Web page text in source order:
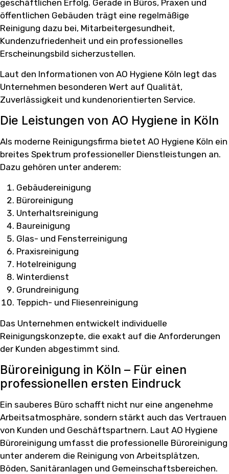
geschäftlichen Erfolg. Gerade in Büros, Praxen und
öffentlichen Gebäuden trägt eine regelmäßige
Reinigung dazu bei, Mitarbeitergesundheit,
Kundenzufriedenheit und ein professionelles
Erscheinungsbild sicherzustellen.
Laut den Informationen von AO Hygiene Köln legt das
Unternehmen besonderen Wert auf Qualität,
Zuverlässigkeit und kundenorientierten Service.
Die Leistungen von AO Hygiene in Köln
Als moderne Reinigungsfirma bietet AO Hygiene Köln ein
breites Spektrum professioneller Dienstleistungen an.
Dazu gehören unter anderem:
Gebäudereinigung
Büroreinigung
Unterhaltsreinigung
Baureinigung
Glas- und Fensterreinigung
Praxisreinigung
Hotelreinigung
Winterdienst
Grundreinigung
Teppich- und Fliesenreinigung
Das Unternehmen entwickelt individuelle
Reinigungskonzepte, die exakt auf die Anforderungen
der Kunden abgestimmt sind.
Büroreinigung in Köln – Für einen
professionellen ersten Eindruck
Ein sauberes Büro schafft nicht nur eine angenehme
Arbeitsatmosphäre, sondern stärkt auch das Vertrauen
von Kunden und Geschäftspartnern. Laut AO Hygiene
Büroreinigung umfasst die professionelle Büroreinigung
unter anderem die Reinigung von Arbeitsplätzen,
Böden, Sanitäranlagen und Gemeinschaftsbereichen.